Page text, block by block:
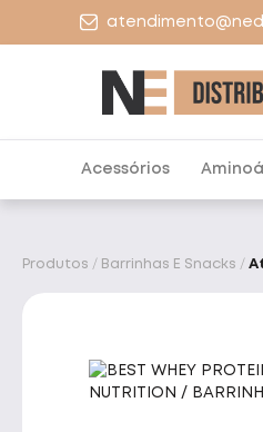
Acessórios
Produtos Barrinhas E Snacks